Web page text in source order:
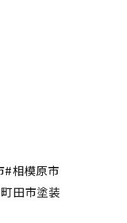
#相模原市
田市塗装